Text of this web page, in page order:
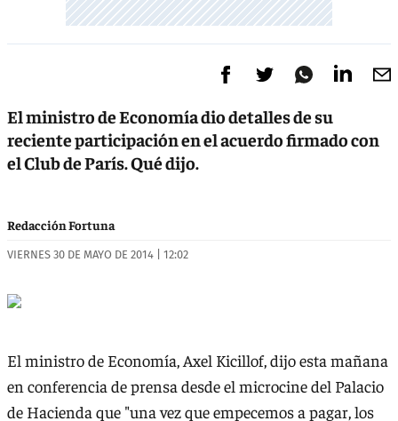
El ministro de Economía dio detalles de su
reciente participación en el acuerdo firmado con
el Club de París. Qué dijo.
Redacción Fortuna
VIERNES 30 DE MAYO DE 2014 | 12:02
El ministro de Economía, Axel Kicillof, dijo esta mañana
en conferencia de prensa desde el microcine del Palacio
de Hacienda que "una vez que empecemos a pagar, los